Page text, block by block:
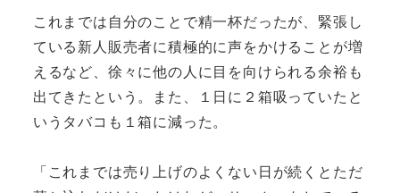
これまでは自分のことで精一杯だったが、緊張し
ている新人販売者に積極的に声をかけることが増
えるなど、徐々に他の人に目を向けられる余裕も
出てきたという。また、１日に２箱吸っていたと
いうタバコも１箱に減った。
「これまでは売り上げのよくない日が続くとただ